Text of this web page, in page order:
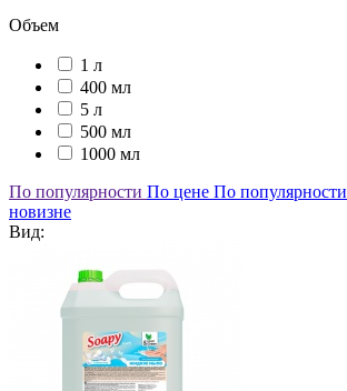
Объем
1 л
400 мл
5 л
500 мл
1000 мл
По популярности По цене По популярности
новизне
Вид: